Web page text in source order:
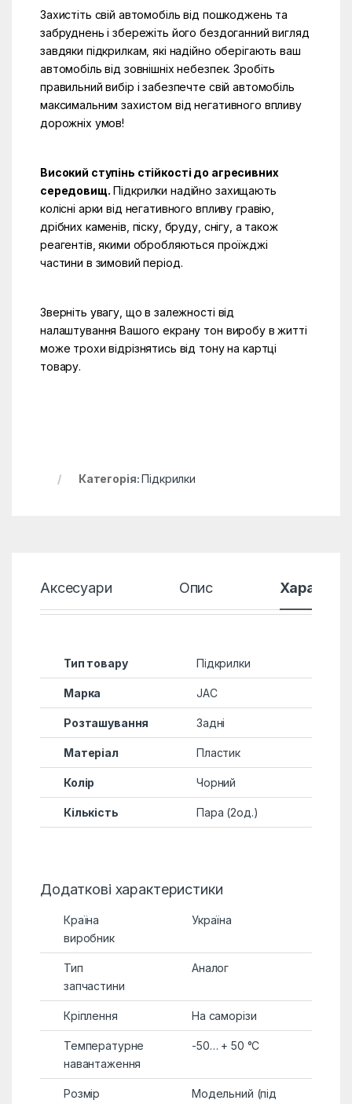
Захистіть свій автомобіль від пошкоджень та
забруднень і збережіть його бездоганний вигляд
завдяки підкрилкам, які надійно оберігають ваш
автомобіль від зовнішніх небезпек. Зробіть
правильний вибір і забезпечте свій автомобіль
максимальним захистом від негативного впливу
дорожніх умов!
Високий ступінь стійкості до агресивних
середовищ. Підкрилки надійно захищають
колісні арки від негативного впливу гравію,
дрібних каменів, піску, бруду, снігу, а також
реагентів, якими обробляються проїжджі
частини в зимовий період.
Зверніть увагу, що в залежності від
налаштування Вашого екрану тон виробу в житті
може трохи відрізнятись від тону на картці
товару.
Категорія:Підкрилки
Аксесуари Опис
Тип товару Підкрилки
Марка JAC
Розташування Задні
Матеріал Пластик
Колір Чорний
Кількість Пара (2од.)
Додаткові характеристики
Країна
виробник
Україна
Тип
запчастини
Аналог
Кріплення На саморізи
Температурне
навантаження
-50… + 50 °C
Розмір
Модельний (під